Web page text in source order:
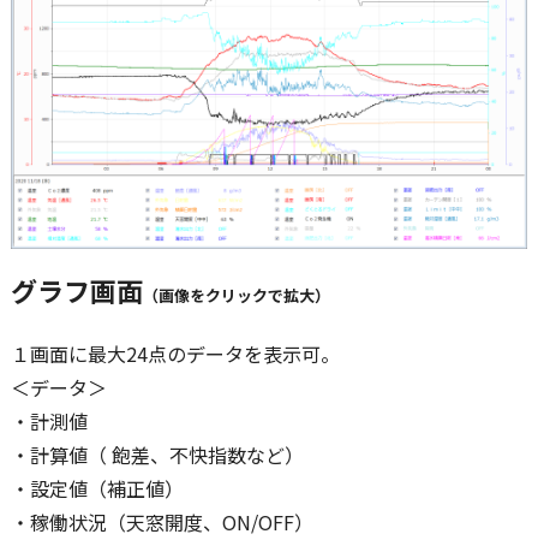
グラフ画面 （画像をクリックで拡大）
１画面に最大24点のデータを表示可。
＜データ＞
・計測値
・計算値（ 飽差、不快指数など）
・設定値（補正値）
・稼働状況（天窓開度、ON/OFF）